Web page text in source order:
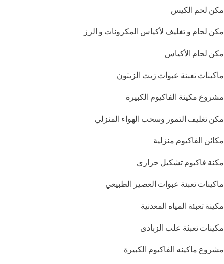
مكن لحم الكيس
مكن لحام و تغليف لأكياس المكرونات و الرز
مكن لحام الأكياس
ماكينات تعبئة عبوات زيت الزيتون
مشروع مكينة الفاكيوم الكبيرة
مكن تغليف التمور وسحب الهواء المنزلي
مكائن الفاكيوم منزلية
مكنة فاكيوم تشكيل حرارى
ماكينات تعبئة عبوات العصير الطبيعي
مكينة تعبئة المياه المعدنية
مكينات تعبئة علب الزبادى
مشروع ماكينه الفاكيوم الكبيرة